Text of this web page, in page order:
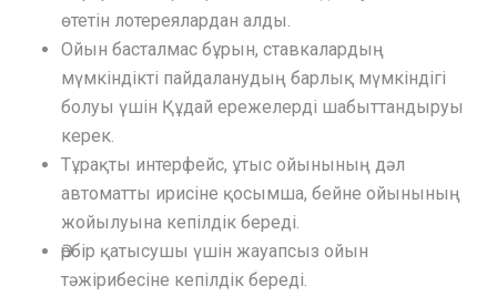
өтетін лотереялардан алды.
Ойын басталмас бұрын, ставкалардың
мүмкіндікті пайдаланудың барлық мүмкіндігі
болуы үшін Құдай ережелерді шабыттандыруы
керек.
Тұрақты интерфейс, ұтыс ойынының дәл
автоматты ирисіне қосымша, бейне ойынының
жойылуына кепілдік береді.
Әрбір қатысушы үшін жауапсыз ойын
тәжірибесіне кепілдік береді.